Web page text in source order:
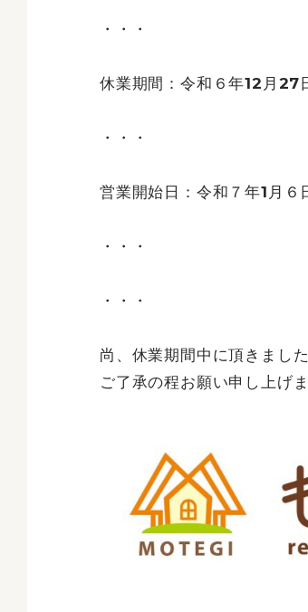
・・・
休業期間：令和６年12月27
・・・
営業開始日：令和７年1月６
・・・
・・・
尚、休業期間中に頂きまし
ご了承の程お願い申し上げま